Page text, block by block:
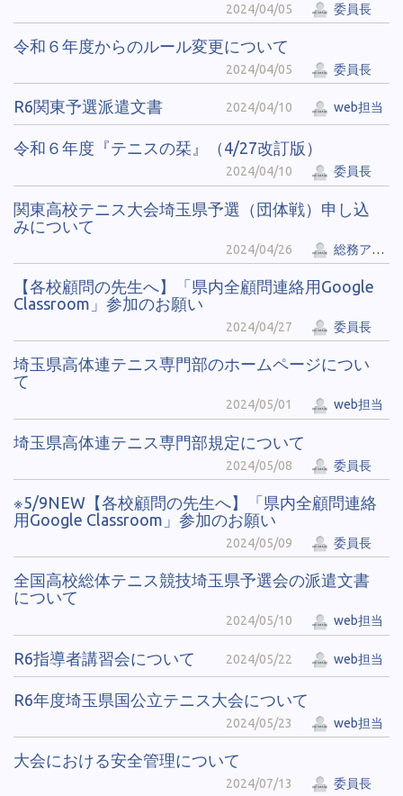
2024/04/05 委員長
令和６年度からのルール変更について
2024/04/05 委員長
R6関東予選派遣文書 2024/04/10 web担当
令和６年度『テニスの栞』（4/27改訂版）
2024/04/10 委員長
関東高校テニス大会埼玉県予選（団体戦）申し込
みについて
2024/04/26 総務アカウント
【各校顧問の先生へ】「県内全顧問連絡用Google
Classroom」参加のお願い
2024/04/27 委員長
埼玉県高体連テニス専門部のホームページについ
て
2024/05/01 web担当
埼玉県高体連テニス専門部規定について
2024/05/08 委員長
※5/9NEW【各校顧問の先生へ】「県内全顧問連絡
用Google Classroom」参加のお願い
2024/05/09 委員長
全国高校総体テニス競技埼玉県予選会の派遣文書
について
2024/05/10 web担当
R6指導者講習会について 2024/05/22 web担当
R6年度埼玉県国公立テニス大会について
2024/05/23 web担当
大会における安全管理について
2024/07/13 委員長